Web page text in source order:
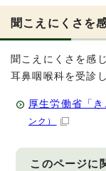
聞こえにくさを
聞こえにくさを感
耳鼻咽喉科を受診
厚生労働省「
ンク）
このページに